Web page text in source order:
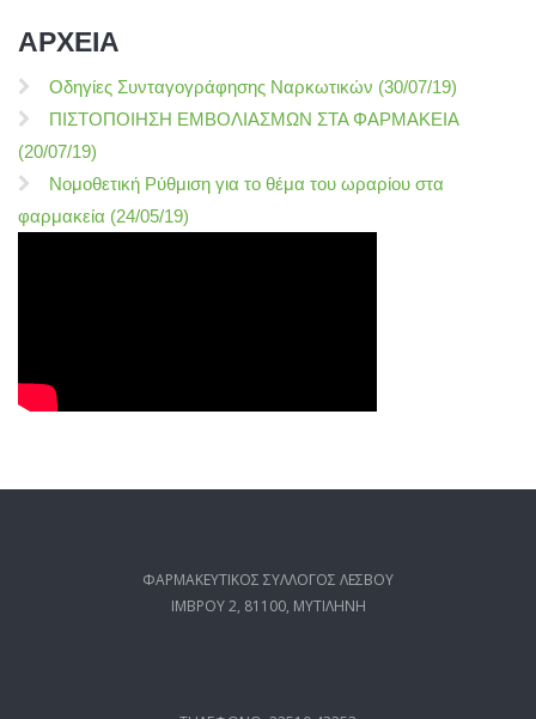
ΑΡΧΕΙΑ
Οδηγίες Συνταγογράφησης Ναρκωτικών (30/07/19)
ΠΙΣΤΟΠΟΙΗΣΗ ΕΜΒΟΛΙΑΣΜΩΝ ΣΤΑ ΦΑΡΜΑΚΕΙΑ
(20/07/19)
Νομοθετική Ρύθμιση για το θέμα του ωραρίου στα
φαρμακεία (24/05/19)
ΦΑΡΜΑΚΕΥΤΙΚΟΣ ΣΥΛΛΟΓΟΣ ΛΕΣΒΟΥ
ΙΜΒΡΟΥ 2, 81100, ΜΥΤΙΛΗΝΗ